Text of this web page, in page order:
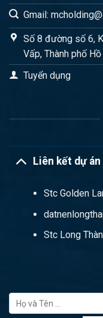
Gmail:
Số 8 đường số 6,
Vấp, Thành phố
Tuyển dụng
Liên kết dự án
Stc Golden
Stc Long